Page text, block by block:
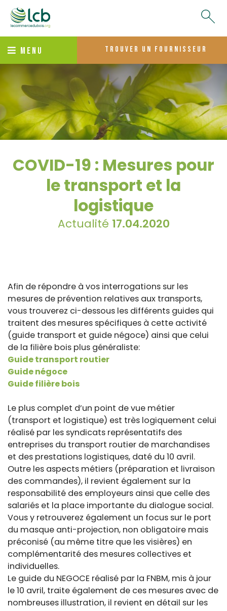
MENU trouver un fournisseur
COVID-19 : Mesures pour
le transport et la
logistique
Actualité 17.04.2020
Afin de répondre à vos interrogations sur les
mesures de prévention relatives aux transports,
vous trouverez ci-dessous les différents guides qui
traitent des mesures spécifiques à cette activité
(guide transport et guide négoce) ainsi que celui
de la filière bois plus généraliste:
Guide transport routier
Guide négoce
Guide filière bois
Le plus complet d’un point de vue métier
(transport et logistique) est très logiquement celui
réalisé par les syndicats représentatifs des
entreprises du transport routier de marchandises
et des prestations logistiques, daté du 10 avril.
Outre les aspects métiers (préparation et livraison
des commandes), il revient également sur la
responsabilité des employeurs ainsi que celle des
salariés et la place importante du dialogue social.
Vous y retrouverez également un focus sur le port
du masque anti-projection, non obligatoire mais
préconisé (au même titre que les visières) en
complémentarité des mesures collectives et
individuelles.
Le guide du NEGOCE réalisé par la FNBM, mis à jour
le 10 avril, traite également de ces mesures avec de
nombreuses illustration, il revient en détail sur les